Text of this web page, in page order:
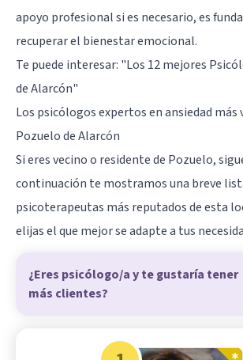
apoyo profesional si es necesario, es
recuperar el bienestar emocional.
Te puede interesar: "Los 12 mejores
de Alarcón"
Los psicólogos expertos en ansiedad más
Pozuelo de Alarcón
Si eres vecino o residente de Pozuelo,
continuación te mostramos una breve
psicoterapeutas más reputados de esta
elijas el que mejor se adapte a tus
¿Eres psicólogo/a y te gustaría tener
más clientes?